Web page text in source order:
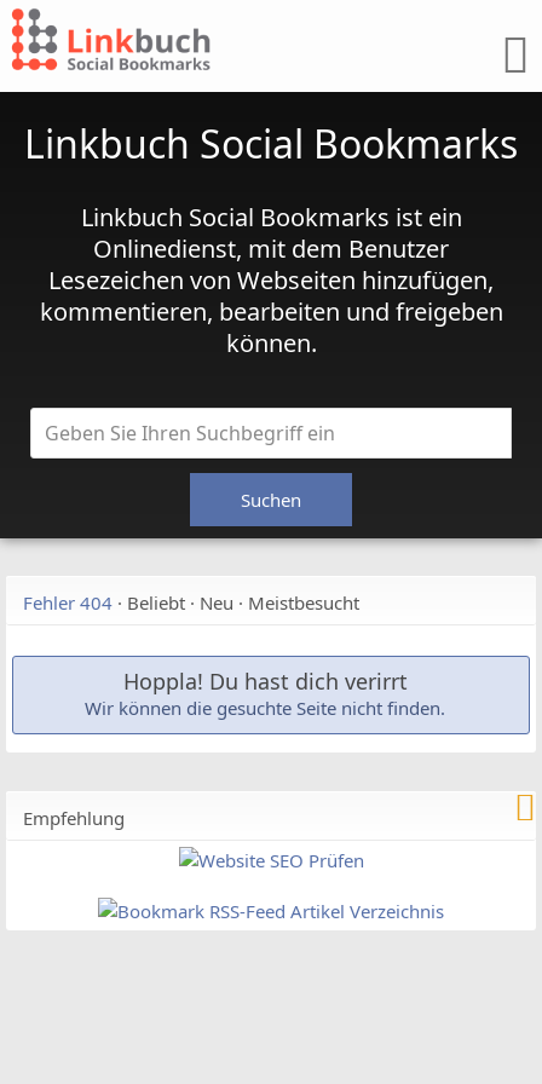
Linkbuch Social Bookmarks
Linkbuch Social Bookmarks ist ein
Onlinedienst, mit dem Benutzer
Lesezeichen von Webseiten hinzufügen,
kommentieren, bearbeiten und freigeben
können.
Fehler 404 · Beliebt · Neu · Meistbesucht
Hoppla! Du hast dich verirrt
Wir können die gesuchte Seite nicht finden.
Empfehlung